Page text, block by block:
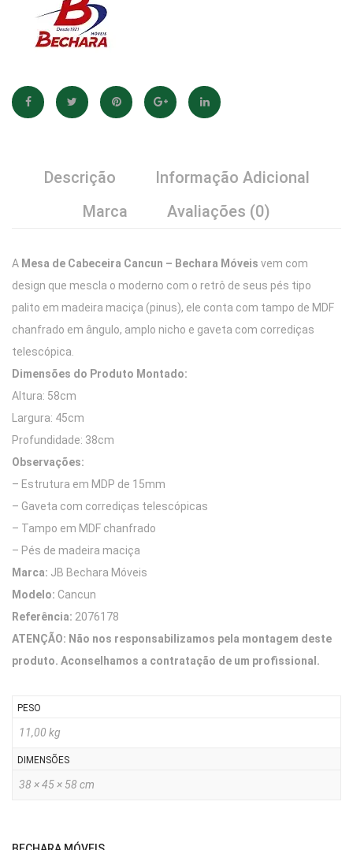
Descrição
Informação Adicional
Marca
Avaliações (0)
A Mesa de Cabeceira Cancun – Bechara Móveis vem com
design que mescla o moderno com o retrô de seus pés tipo
palito em madeira maciça (pinus), ele conta com tampo de MDF
chanfrado em ângulo, amplo nicho e gaveta com corrediças
telescópica.
Dimensões do Produto Montado:
Altura: 58cm
Largura: 45cm
Profundidade: 38cm
Observações:
– Estrutura em MDP de 15mm
– Gaveta com corrediças telescópicas
– Tampo em MDF chanfrado
– Pés de madeira maciça
Marca: JB Bechara Móveis
Modelo: Cancun
Referência: 2076178
ATENÇÃO: Não nos responsabilizamos pela montagem deste
produto. Aconselhamos a contratação de um profissional.
PESO
11,00 kg
DIMENSÕES
38 × 45 × 58 cm